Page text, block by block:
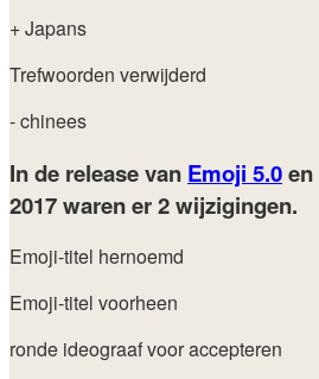
+ Japans
Trefwoorden verwijderd
- chinees
In de release van Emoji 5.0en
2017waren er 2 wijzigingen.
Emoji-titel hernoemd
Emoji-titel voorheen
ronde ideograaf voor accepteren